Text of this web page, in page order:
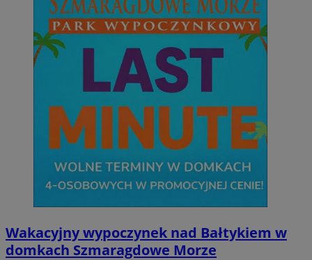
Wakacyjny wypoczynek nad Bałtykiem w
domkach Szmaragdowe Morze